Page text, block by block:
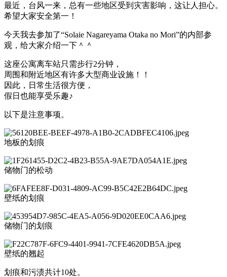
最近，台风一来，总有一些地区受到灾害影响，这让人担心。
希望大家安全第一！
今天我去参加了“Solaie Nagareyama Otaka no Mori”的内部参
观，给大家介绍一下＾＾
这座公寓离车站只需步行2分钟，
周围和附近地区有许多大型商业设施！！
因此，日常生活很方便，
假日也能享受乐趣♪
以下是注意事项。
地板的划痕
储物门的松动
壁纸的划痕
储物门的划痕
壁纸的翘起
划痕和污渍共计10处。